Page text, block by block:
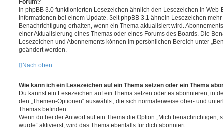
Forum?
In phpBB 3.0 funktionierten Lesezeichen ähnlich den Lesezeichen in
Informationen bei einem Update. Seit phpBB 3.1 ähneln Lesezeichen
Benachrichtigung erhalten, wenn ein Thema aktualisiert wird.
einer Aktualisierung eines Themas oder eines Forums des Boards. Die
Lesezeichen und Abonnements können im persönlichen Bereich unter
geändert werden.
Nach oben
Wie kann ich ein Lesezeichen auf ein Thema setzen oder ein Thema
Du kannst ein Lesezeichen auf ein Thema setzen oder es abonnieren, in
den „Themen-Optionen“ auswählst, die sich normalerweise ober- und
Themas befinden.
Wenn du bei der Antwort auf ein Thema die Option „Mich benachrichtigen,
wurde“ aktivierst, wird das Thema ebenfalls für dich abonniert.